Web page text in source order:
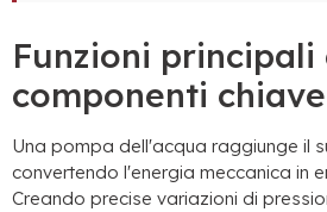
Funzioni principali
componenti chiave
Una pompa dell'acqua raggiunge il
convertendo l'energia meccanica in
Creando precise variazioni di